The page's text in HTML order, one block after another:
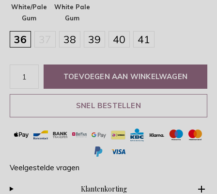
White/Pale
Gum
White Pale
Gum
36 38 39 40 41
TOEVOEGEN AAN WINKELWAGEN
SNEL BESTELLEN
Veelgestelde vragen
Klantenkorting